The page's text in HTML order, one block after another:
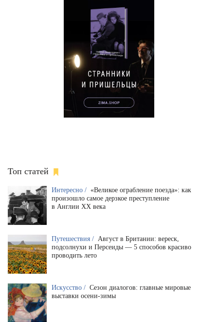
Топ статей
Интересно / «Великое ограбление поезда»: как
произошло самое дерзкое преступление
в Англии XX века
Путешествия / Август в Британии: вереск,
подсолнухи и Персеиды — 5 способов красиво
проводить лето
Искусство / Сезон диалогов: главные мировые
выставки осени-зимы